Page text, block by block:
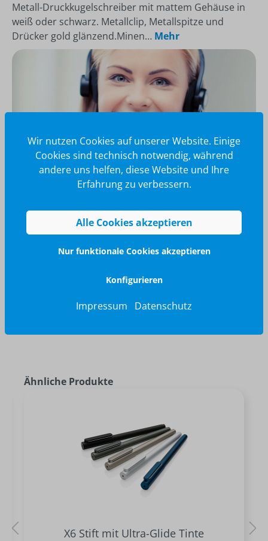
Metall-Druckkugelschreiber mit mattem Gehäuse in
weiß oder schwarz. Metallclip, Metallspitze und
Drücker gold glänzend.Minen… Mehr
Wir glänzen für Sie
040 / 570 18 25 70
info@brilliant-promotion.com
Ähnliche Produkte
X6 Stift mit Ultra-Glide Tinte
Wir nutzen Cookies auf unserer Website. Einige
Cookies sind technisch notwendig, während
andere uns helfen, diese Website und Ihre
Erfahrung zu verbessern.
Alle Cookies akzeptieren
Nur funktionale Cookies akzeptieren
Konfigurieren
Impressum Datenschutz